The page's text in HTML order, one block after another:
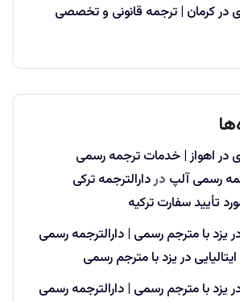
در کرمان | ترجمه قانونی و تخصصی
در اهواز | خدمات ترجمه رسمی
رسمی آلپ دردارالترجمه ترکی
تأیید سفارت ترکیه
در یزد با مترجم رسمی | دارالترجمه رسمی
ایتالیایی در یزد با مترجم رسمی
در یزد با مترجم رسمی | دارالترجمه رسمی